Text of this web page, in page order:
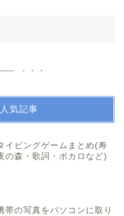
気記事
イピングゲームまとめ(寿
の森・歌詞・ボカロなど)
帯の写真をパソコンに取り